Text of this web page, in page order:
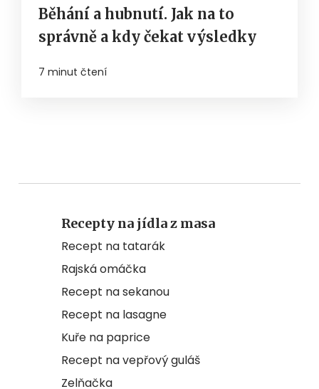
Běhání a hubnutí. Jak na to
správně a kdy čekat výsledky
7 minut čtení
Recepty na jídla z masa
Recept na tatarák
Rajská omáčka
Recept na sekanou
Recept na lasagne
Kuře na paprice
Recept na vepřový guláš
Zelňačka